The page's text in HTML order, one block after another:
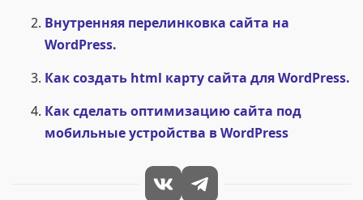
Внутренняя перелинковка сайта на
WordPress.
Как создать html карту сайта для WordPress.
Как сделать оптимизацию сайта под
мобильные устройства в WordPress